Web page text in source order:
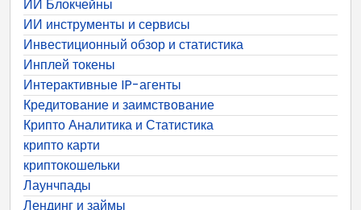
ИИ Блокчейны
ИИ инструменты и сервисы
Инвестиционный обзор и статистика
Инплей токены
Интерактивные IP-агенты
Кредитование и заимствование
Крипто Аналитика и Статистика
крипто карти
криптокошельки
Лаунчпады
Лендинг и займы